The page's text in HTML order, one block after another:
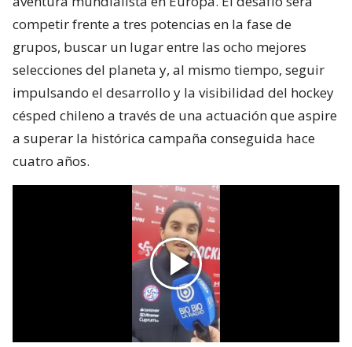
competir frente a tres potencias en la fase de
grupos, buscar un lugar entre las ocho mejores
selecciones del planeta y, al mismo tiempo, seguir
impulsando el desarrollo y la visibilidad del hockey
césped chileno a través de una actuación que aspire
a superar la histórica campaña conseguida hace
cuatro años.